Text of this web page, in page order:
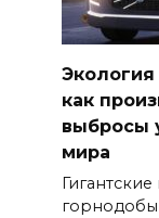
Экология
как
выбросы
мира